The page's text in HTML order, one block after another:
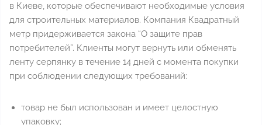
в Киеве, которые обеспечивают необходимые условия
для строительных материалов. Компания Квадратный
метр придерживается закона “О защите прав
потребителей”. Клиенты могут вернуть или обменять
ленту серпянку в течение 14 дней с момента покупки
при соблюдении следующих требований:
товар не был использован и имеет целостную
упаковку;